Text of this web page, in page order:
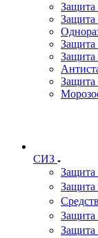
Защита
Защита
Защита
Защита
Защита
СИЗ
Защита
Защита
Защита
Защита